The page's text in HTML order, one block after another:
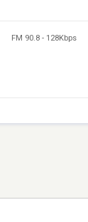
FM 90.8 - 128Kbps